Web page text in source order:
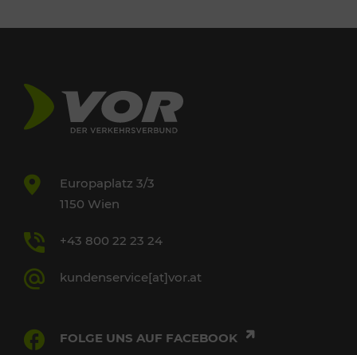
Europaplatz 3/3
1150 Wien
+43 800 22 23 24
kundenservice[at]vor.at
FOLGE UNS AUF FACEBOOK